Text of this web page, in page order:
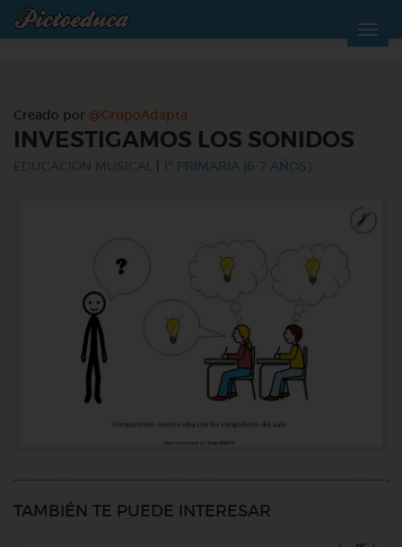
Creado por @GrupoAdapta
INVESTIGAMOS LOS SONIDOS
1º PRIMARIA (6-7 AÑOS)
TAMBIÉN TE PUEDE INTERESAR